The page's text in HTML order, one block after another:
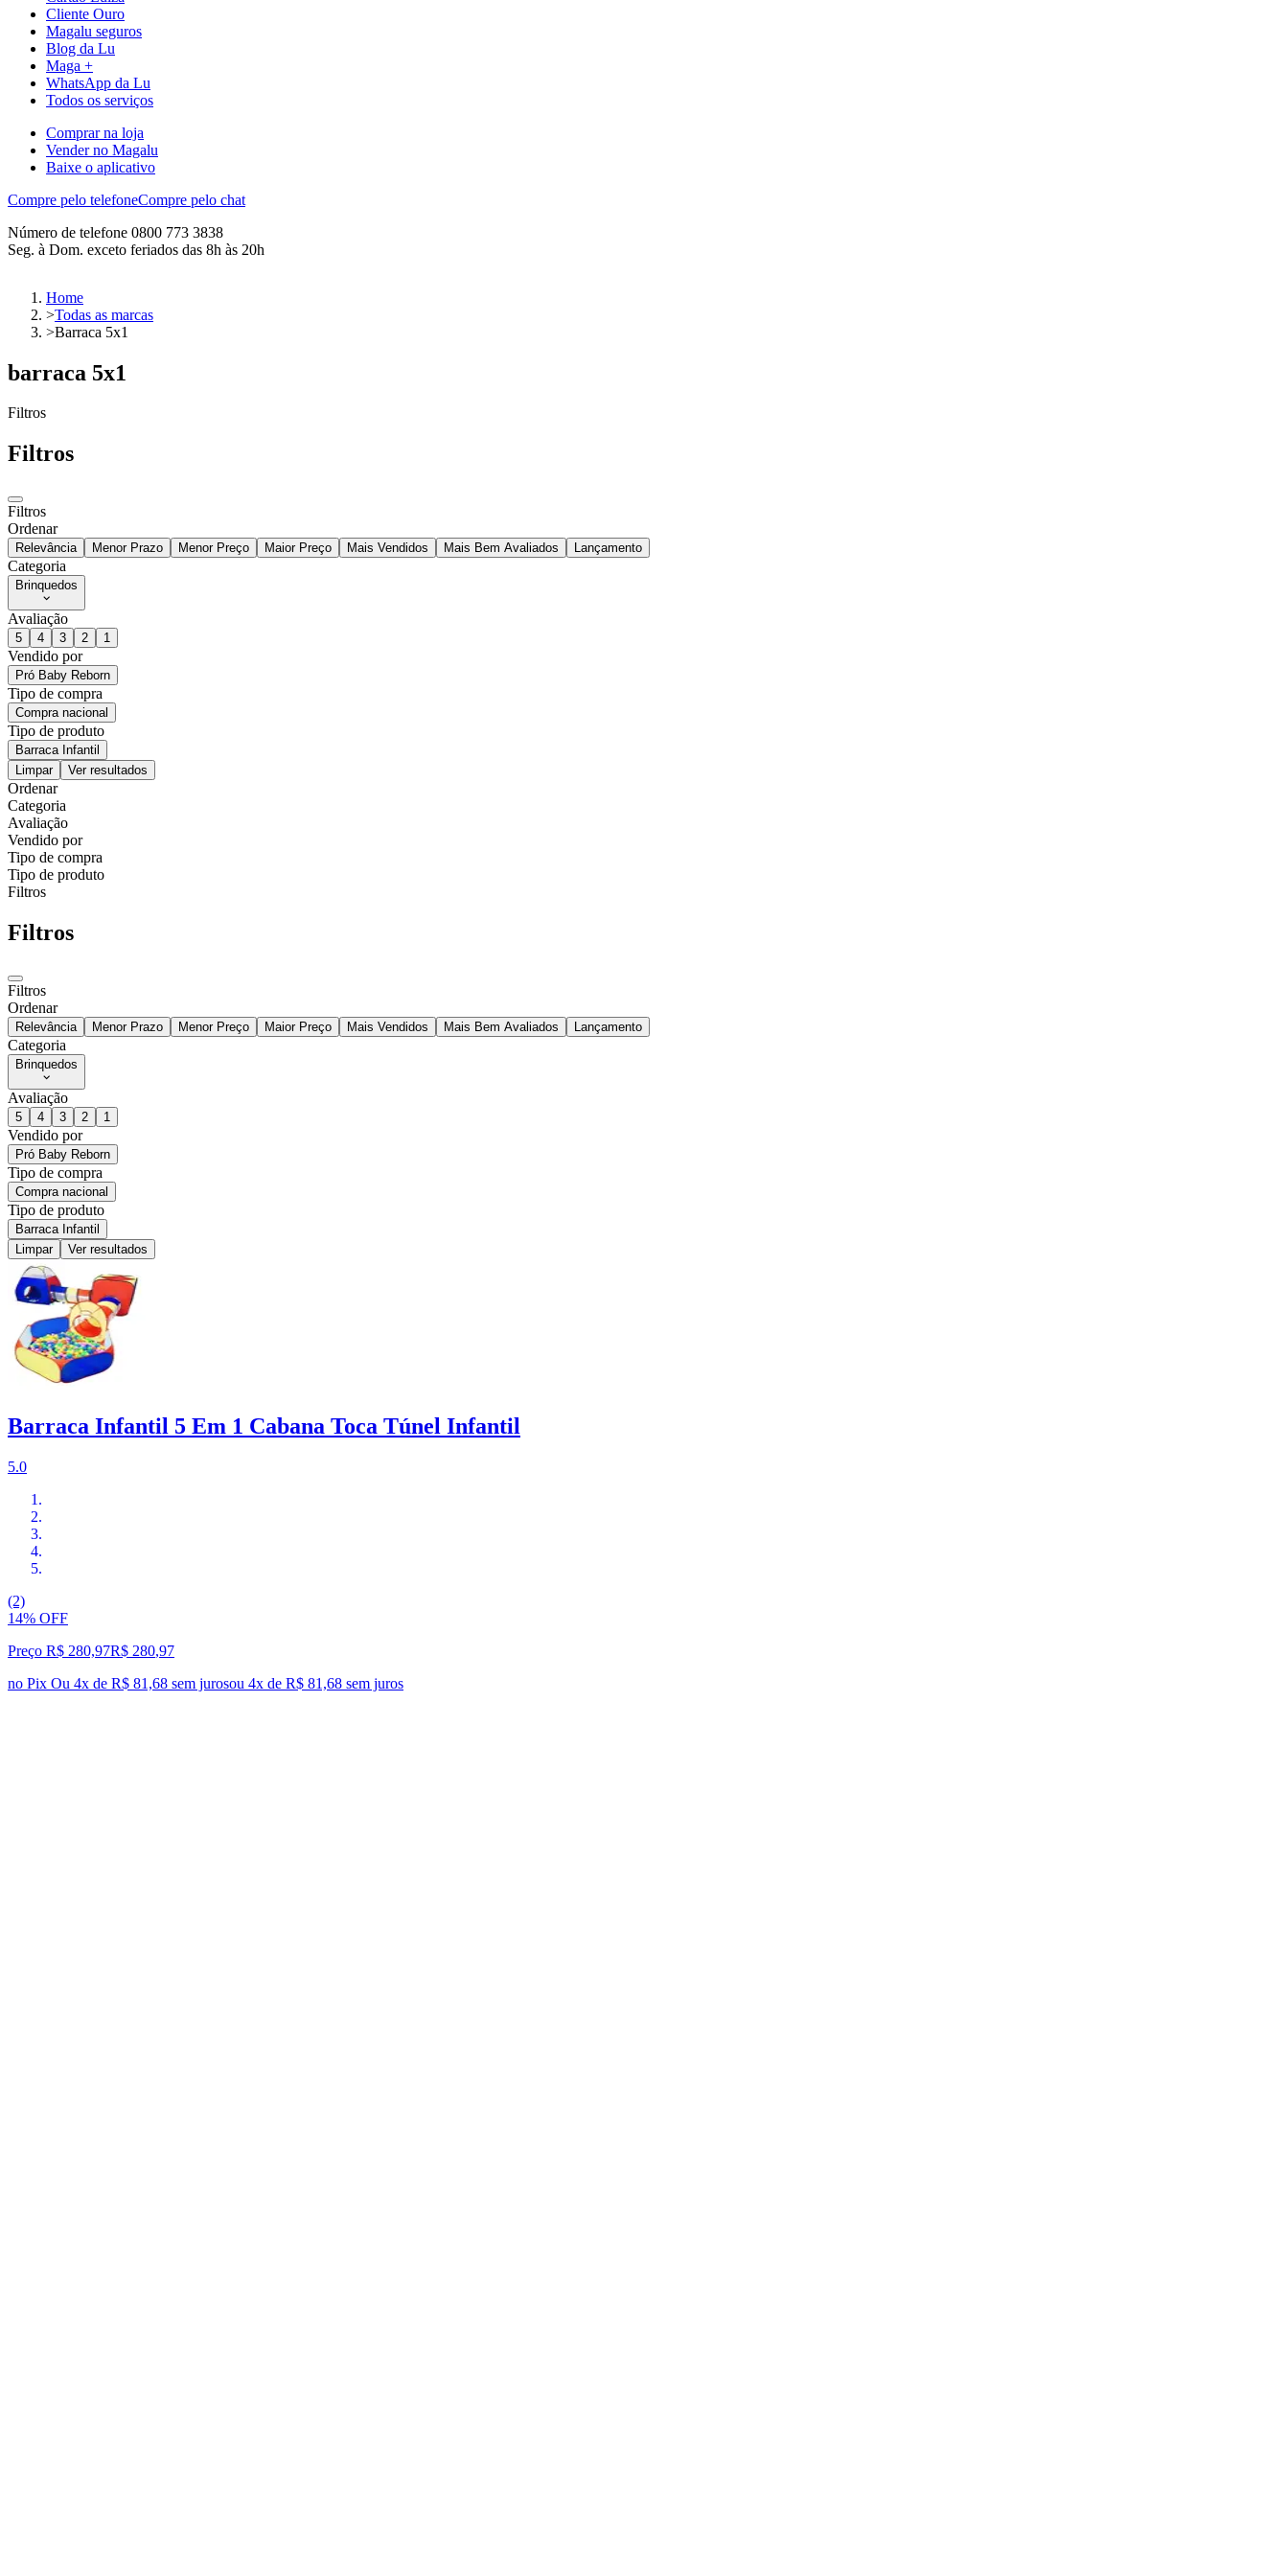
Cliente Ouro
Magalu seguros
Blog da Lu
Maga +
WhatsApp da Lu
Todos os serviços
Comprar na loja
Vender no Magalu
Baixe o aplicativo
Compre pelo telefoneCompre pelo chat
Número de telefone 0800 773 3838
Seg. à Dom. exceto feriados das 8h às 20h
Home
>Todas as marcas
>Barraca 5x1
barraca 5x1
Filtros
Filtros
Filtros
Ordenar
Relevância Menor Prazo Menor Preço Maior Preço Mais Vendidos Mais Bem Avaliados Lançamento
Categoria
Brinquedos
Avaliação
5 4 3 2 1
Vendido por
Pró Baby Reborn
Tipo de compra
Compra nacional
Tipo de produto
Barraca Infantil
Limpar
Ver resultados
Ordenar
Categoria
Avaliação
Vendido por
Tipo de compra
Tipo de produto
Filtros
Filtros
Filtros
Ordenar
Relevância Menor Prazo Menor Preço Maior Preço Mais Vendidos Mais Bem Avaliados Lançamento
Categoria
Brinquedos
Avaliação
5 4 3 2 1
Vendido por
Pró Baby Reborn
Tipo de compra
Compra nacional
Tipo de produto
Barraca Infantil
Limpar
Ver resultados
Barraca Infantil 5 Em 1 Cabana Toca Túnel Infantil
5.0
(2)
14% OFF
Preço R$ 280,97R$ 280,97
no Pix Ou 4x de R$ 81,68 sem jurosou 4x de R$ 81,68 sem juros